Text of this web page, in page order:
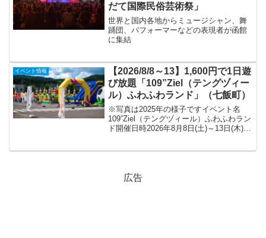
だて国際民俗芸術祭」
世界と国内各地からミュージシャン、舞
踊団、パフォーマーなどの表現者が函館
に集結
イベント情報
【2026/8/8～13】1,600円で1日遊
び放題「109”Ziel（テングヅィー
ル）ふわふわランド」（七飯町）
※写真は2025年の様子ですイベント名
109”Ziel（テングヅィール）ふわふわラン
ド開催日時2026年8月8日(土)～13日(木)
広告